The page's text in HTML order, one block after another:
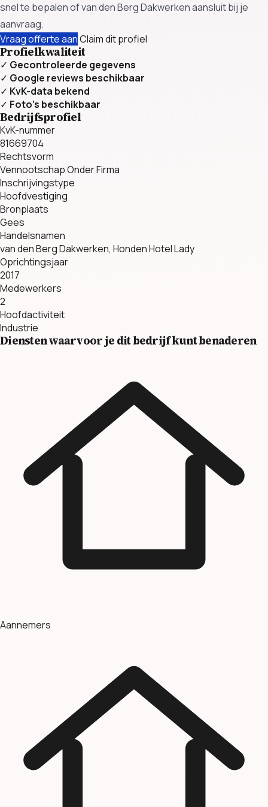
snel te bepalen of van den Berg Dakwerken aansluit bij je
aanvraag.
Vraag offerte aanClaim dit profiel
Profielkwaliteit
✓ Gecontroleerde gegevens
✓ Google reviews beschikbaar
✓ KvK-data bekend
✓ Foto’s beschikbaar
Bedrijfsprofiel
KvK-nummer
81669704
Rechtsvorm
Vennootschap Onder Firma
Inschrijvingstype
Hoofdvestiging
Bronplaats
Gees
Handelsnamen
van den Berg Dakwerken, Honden Hotel Lady
Oprichtingsjaar
2017
Medewerkers
2
Hoofdactiviteit
Industrie
Diensten waarvoor je dit bedrijf kunt benaderen
Aannemers